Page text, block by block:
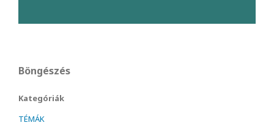
Böngészés
Kategóriák
TÉMÁK